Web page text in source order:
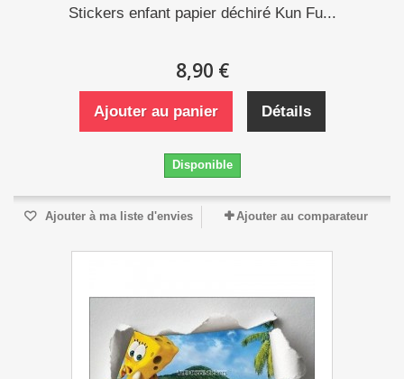
Stickers enfant papier déchiré Kun Fu...
8,90 €
Ajouter au panier Détails
Disponible
Ajouter à ma liste d'envies Ajouter au comparateur